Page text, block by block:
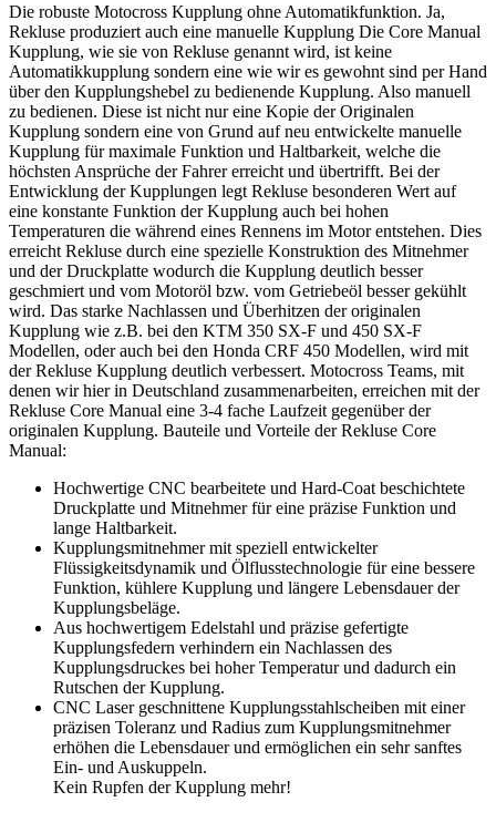
Die robuste Motocross Kupplung ohne Automatikfunktion. Ja,
Rekluse produziert auch eine manuelle Kupplung Die Core Manual
Kupplung, wie sie von Rekluse genannt wird, ist keine
Automatikkupplung sondern eine wie wir es gewohnt sind per Hand
über den Kupplungshebel zu bedienende Kupplung. Also manuell
zu bedienen. Diese ist nicht nur eine Kopie der Originalen
Kupplung sondern eine von Grund auf neu entwickelte manuelle
Kupplung für maximale Funktion und Haltbarkeit, welche die
höchsten Ansprüche der Fahrer erreicht und übertrifft. Bei der
Entwicklung der Kupplungen legt Rekluse besonderen Wert auf
eine konstante Funktion der Kupplung auch bei hohen
Temperaturen die während eines Rennens im Motor entstehen. Dies
erreicht Rekluse durch eine spezielle Konstruktion des Mitnehmer
und der Druckplatte wodurch die Kupplung deutlich besser
geschmiert und vom Motoröl bzw. vom Getriebeöl besser gekühlt
wird. Das starke Nachlassen und Überhitzen der originalen
Kupplung wie z.B. bei den KTM 350 SX-F und 450 SX-F
Modellen, oder auch bei den Honda CRF 450 Modellen, wird mit
der Rekluse Kupplung deutlich verbessert. Motocross Teams, mit
denen wir hier in Deutschland zusammenarbeiten, erreichen mit der
Rekluse Core Manual eine 3-4 fache Laufzeit gegenüber der
originalen Kupplung. Bauteile und Vorteile der Rekluse Core
Manual:
Hochwertige CNC bearbeitete und Hard-Coat beschichtete
Druckplatte und Mitnehmer für eine präzise Funktion und
lange Haltbarkeit.
Kupplungsmitnehmer mit speziell entwickelter
Flüssigkeitsdynamik und Ölflusstechnologie für eine bessere
Funktion, kühlere Kupplung und längere Lebensdauer der
Kupplungsbeläge.
Aus hochwertigem Edelstahl und präzise gefertigte
Kupplungsfedern verhindern ein Nachlassen des
Kupplungsdruckes bei hoher Temperatur und dadurch ein
Rutschen der Kupplung.
CNC Laser geschnittene Kupplungsstahlscheiben mit einer
präzisen Toleranz und Radius zum Kupplungsmitnehmer
erhöhen die Lebensdauer und ermöglichen ein sehr sanftes
Ein- und Auskuppeln.
Kein Rupfen der Kupplung mehr!